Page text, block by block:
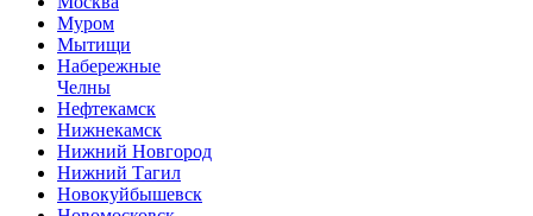
Муром
Мытищи
Набережные
Челны
Нефтекамск
Нижнекамск
Нижний Новгород
Нижний Тагил
Новокуйбышевск